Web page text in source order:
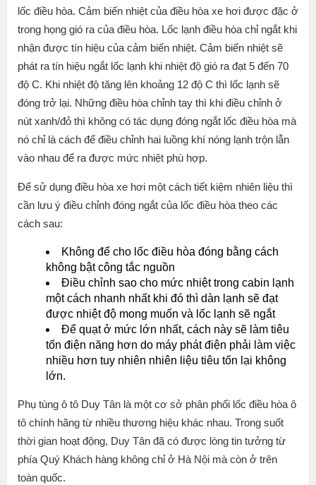
lốc điều hòa. Cảm biến nhiệt của điều hòa xe hơi được đặc ở
trong họng gió ra của điều hòa. Lốc lạnh điều hòa chỉ ngắt khi
nhận được tín hiệu của cảm biến nhiệt. Cảm biến nhiệt sẽ
phát ra tín hiệu ngắt lốc lạnh khi nhiệt độ gió ra đạt 5 đến 70
độ C. Khi nhiệt độ tăng lên khoảng 12 độ C thì lốc lạnh sẽ
đóng trở lại. Những điều hòa chỉnh tay thì khi điều chỉnh ở
nút xanh/đỏ thì không có tác dụng đóng ngắt lốc điều hòa mà
nó chỉ là cách để điều chỉnh hai luồng khí nóng lạnh trộn lẫn
vào nhau để ra được mức nhiệt phù hợp.
Để sử dụng điều hòa xe hơi một cách tiết kiệm nhiên liệu thì
cần lưu ý điều chỉnh đóng ngắt của lốc điều hòa theo các
cách sau:
Không để cho lốc điều hòa đóng bằng cách
không bật công tắc nguồn
Điều chỉnh sao cho mức nhiệt trong cabin lạnh
một cách nhanh nhất khi đó thì dàn lạnh sẽ đạt
được nhiệt độ mong muốn và lốc lạnh sẽ ngắt
Để quạt ở mức lớn nhất, cách này sẽ làm tiêu
tốn điện năng hơn do máy phát điện phải làm việc
nhiều hơn tuy nhiên nhiên liệu tiêu tốn lại không
lớn.
Phụ tùng ô tô Duy Tân là một cơ sở phân phối lốc điều hòa ô
tô chính hãng từ nhiều thương hiệu khác nhau. Trong suốt
thời gian hoạt động, Duy Tân đã có được lòng tin tưởng từ
phía Quý Khách hàng không chỉ ở Hà Nội mà còn ở trên
toàn quốc.